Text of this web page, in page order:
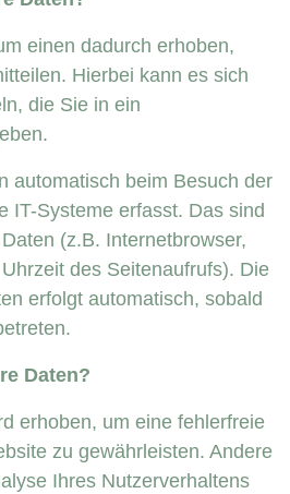
einen dadurch erhoben,
Hierbei kann es sich
die Sie in ein
automatisch beim Besuch der
IT-Systeme erfasst. Das sind
(z.B. Internetbrowser,
des Seitenaufrufs). Die
erfolgt automatisch, sobald
Daten?
erhoben, um eine fehlerfreie
zu gewährleisten. Andere
Ihres Nutzerverhaltens